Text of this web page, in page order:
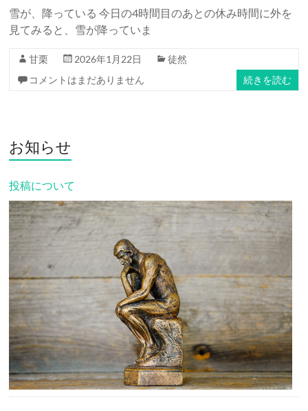
雪が、降っている 今日の4時間目のあとの休み時間に外を
見てみると、雪が降っていま
甘栗 2026年1月22日
徒然
コメントはまだありません
続きを読む
お知らせ
投稿について